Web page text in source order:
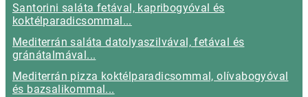
Santorini saláta fetával, kapribogyóval és
koktélparadicsommal...
Mediterrán saláta datolyaszilvával, fetával és
gránátalmával...
Mediterrán pizza koktélparadicsommal, olívabogyóval
és bazsalikommal...